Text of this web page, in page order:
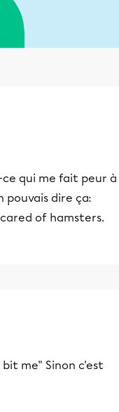
qui me fait peur à
dire ça:
of hamsters.
me" Sinon c'est